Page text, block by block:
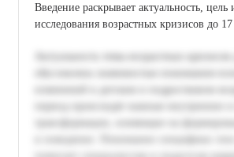
Введение раскрывает актуальность, цель
исследования возрастных кризисов до 17